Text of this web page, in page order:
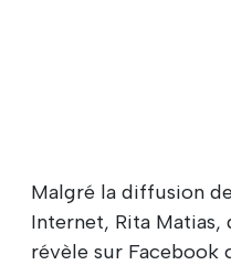
Malgré la diffusion
Internet, Rita Matias,
révèle sur